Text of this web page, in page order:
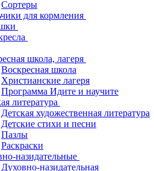
Сортеры
для кормления
школа, лагеря
Воскресная школа
Христианские лагеря
Программа Идите и научите
литература
Детская художественная литература
Детские стихи и песни
Пазлы
Раскраски
назидательные
Духовно-назидательная